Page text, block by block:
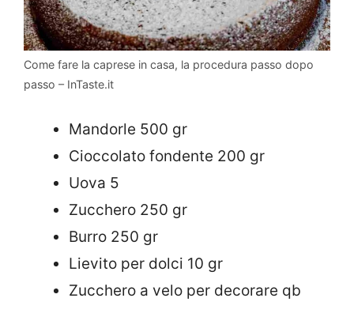
Come fare la caprese in casa, la procedura passo dopo
passo – InTaste.it
Mandorle 500 gr
Cioccolato fondente 200 gr
Uova 5
Zucchero 250 gr
Burro 250 gr
Lievito per dolci 10 gr
Zucchero a velo per decorare qb